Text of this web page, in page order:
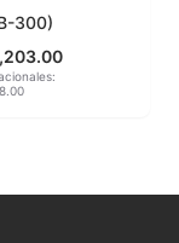
ACCESSORI
300)